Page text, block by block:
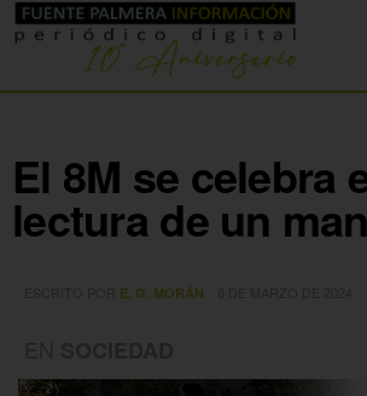
El 8M se celebra
lectura de un
E. G. MORÁN